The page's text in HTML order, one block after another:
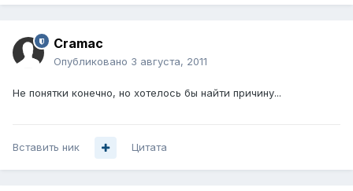
Cramac
Опубликовано 3 августа, 2011
Не понятки конечно, но хотелось бы найти причину...
Вставить ник Цитата